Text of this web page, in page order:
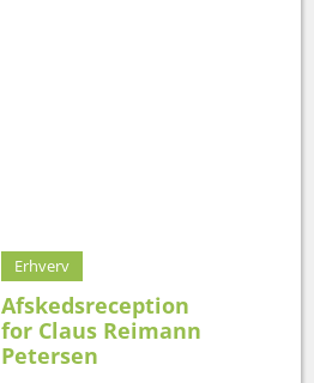
Erhverv
Afskedsreception
for Claus Reimann
Petersen